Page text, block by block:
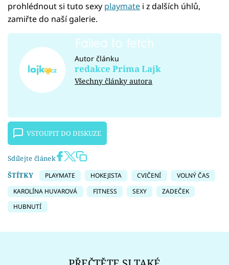
prohlédnout si tuto sexy playmate i z dalších úhlů,
zamiřte do naší galerie.
Failed to fetch
Autor článku
redakce Prima Lajk
Všechny články autora
VSTOUPIT DO DISKUZE
Sdílejte článek
ŠTÍTKY
PLAYMATE HOKEJISTA CVIČENÍ
VOLNÝ ČAS
KAROLÍNA HUVAROVÁ
FITNESS SEXY
ZADEČEK
HUBNUTÍ